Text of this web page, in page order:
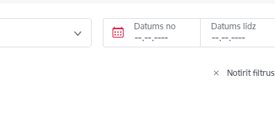
Datums no Datums līdz
Notīrīt filtrus